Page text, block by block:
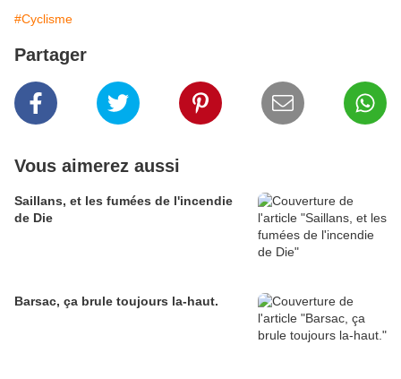
#Cyclisme
Partager
Vous aimerez aussi
Saillans, et les fumées de l'incendie
de Die
Barsac, ça brule toujours la-haut.